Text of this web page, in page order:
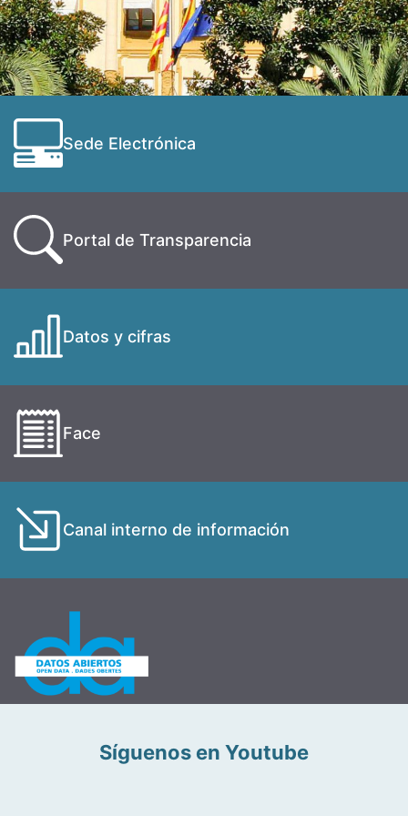
Sede Electrónica
Portal de Transparencia
Datos y cifras
Face
Canal interno de información
Síguenos en Youtube